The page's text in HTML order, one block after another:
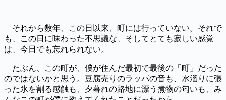
それから数年、この日以来、町には行っていない。それで
も、この日に味わった不思議な、そしてとても寂しい感覚
は、今日でも忘れられない。
たぶん、この町が、僕が住んだ最初で最後の「町」だった
のではないかと思う。豆腐売りのラッパの音も、水溜りに張
った氷を割る感触も、夕暮れの路地に漂う煮物の匂いも、み